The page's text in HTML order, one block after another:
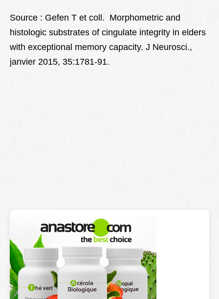
Source : Gefen T et coll. Morphometric and
histologic substrates of cingulate integrity in elders
with exceptional memory capacity. J Neurosci.,
janvier 2015, 35:1781-91.